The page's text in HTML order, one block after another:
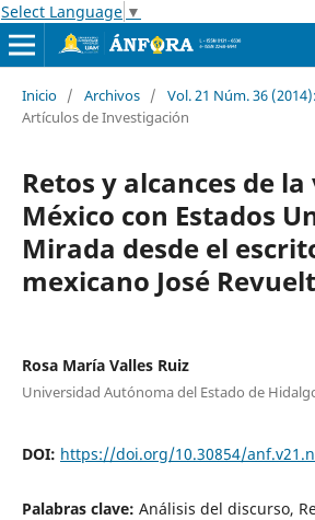
Select Language ▼
Inicio / Archivos / Vol. 21 Núm. 36
Artículos de Investigación
Retos y alcances de
México con Estados
Mirada desde el
mexicano José
Rosa María Valles Ruiz
Universidad Autónoma del Estado de
DOI: https://doi.org/10.30854/
Palabras clave: Análisis del discurso,